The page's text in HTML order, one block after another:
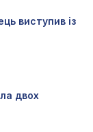
виступив із
двох